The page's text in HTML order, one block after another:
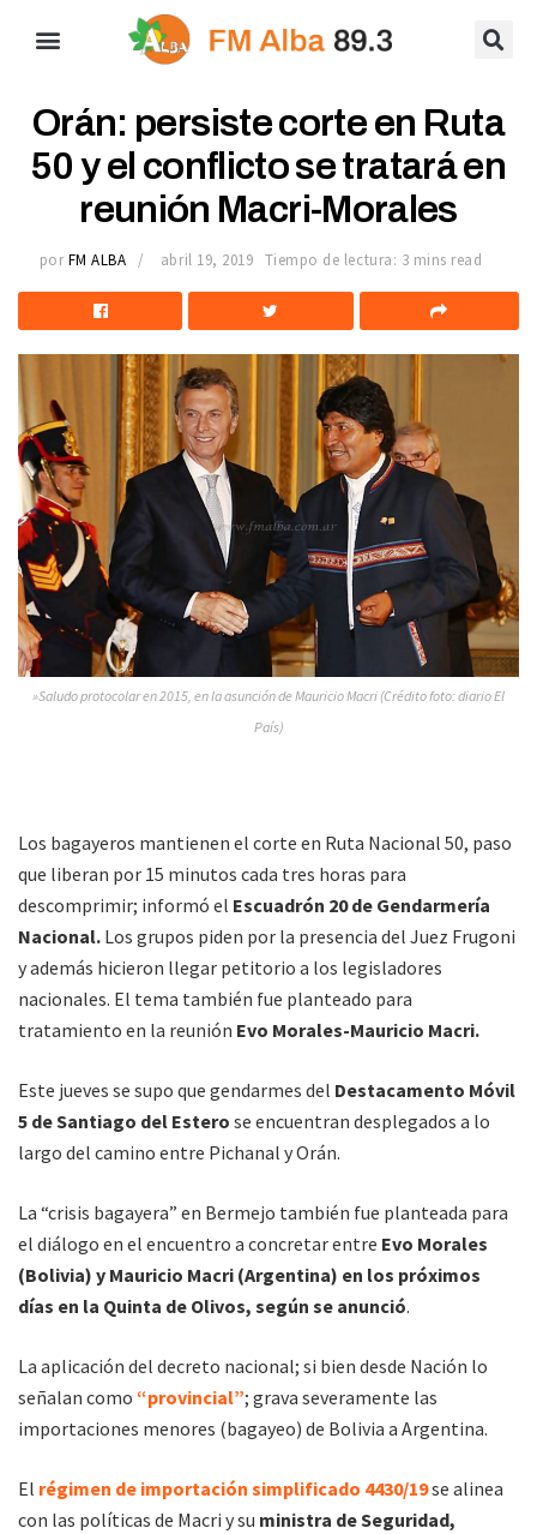
Orán: persiste corte en Ruta
50 y el conflicto se tratará en
reunión Macri-Morales
por FM ALBA abril 19, 2019 Tiempo de lectura: 3 mins read
»Saludo protocolar en 2015, en la asunción de Mauricio Macri (Crédito foto: diario El
País)
Los bagayeros mantienen el corte en Ruta Nacional 50, paso
que liberan por 15 minutos cada tres horas para
descomprimir; informó el Escuadrón 20 de Gendarmería
Nacional. Los grupos piden por la presencia del Juez Frugoni
y además hicieron llegar petitorio a los legisladores
nacionales. El tema también fue planteado para
tratamiento en la reunión Evo Morales-Mauricio Macri.
Este jueves se supo que gendarmes del Destacamento Móvil
5 de Santiago del Estero se encuentran desplegados a lo
largo del camino entre Pichanal y Orán.
La “crisis bagayera” en Bermejo también fue planteada para
el diálogo en el encuentro a concretar entre Evo Morales
(Bolivia) y Mauricio Macri (Argentina) en los próximos
días en la Quinta de Olivos, según se anunció.
La aplicación del decreto nacional; si bien desde Nación lo
señalan como “provincial”; grava severamente las
importaciones menores (bagayeo) de Bolivia a Argentina.
El régimen de importación simplificado 4430/19se alinea
con las políticas de Macri y su ministra de Seguridad,